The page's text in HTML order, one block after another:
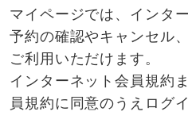
マイページでは、インタ
予約の確認やキャンセル
ご利用いただけます。
インターネット会員規約
員規約に同意のうえログ